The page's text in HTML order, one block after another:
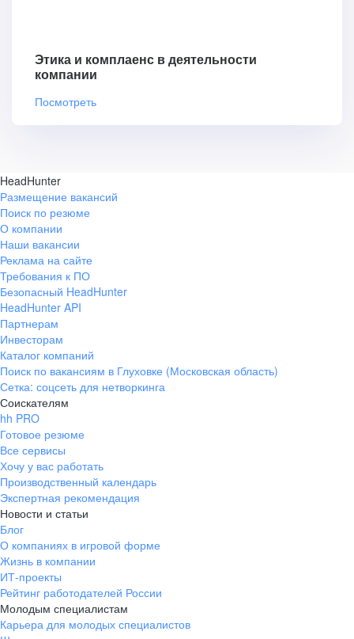
Этика и комплаенс в деятельности
компании
Посмотреть
HeadHunter
Размещение вакансий
Поиск по резюме
О компании
Наши вакансии
Реклама на сайте
Требования к ПО
Безопасный HeadHunter
HeadHunter API
Партнерам
Инвесторам
Каталог компаний
Поиск по вакансиям в Глуховке (Московская область)
Сетка: соцсеть для нетворкинга
Соискателям
hh PRO
Готовое резюме
Все сервисы
Хочу у вас работать
Производственный календарь
Экспертная рекомендация
Новости и статьи
Блог
О компаниях в игровой форме
Жизнь в компании
ИТ-проекты
Рейтинг работодателей России
Молодым специалистам
Карьера для молодых специалистов